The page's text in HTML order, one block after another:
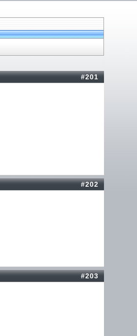
#201
#202
#203